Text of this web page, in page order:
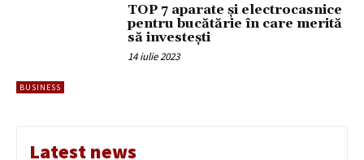
BUSINESS
TOP 7 aparate şi electrocasnice
pentru bucătărie în care merită
să investeşti
14 iulie 2023
Latest news